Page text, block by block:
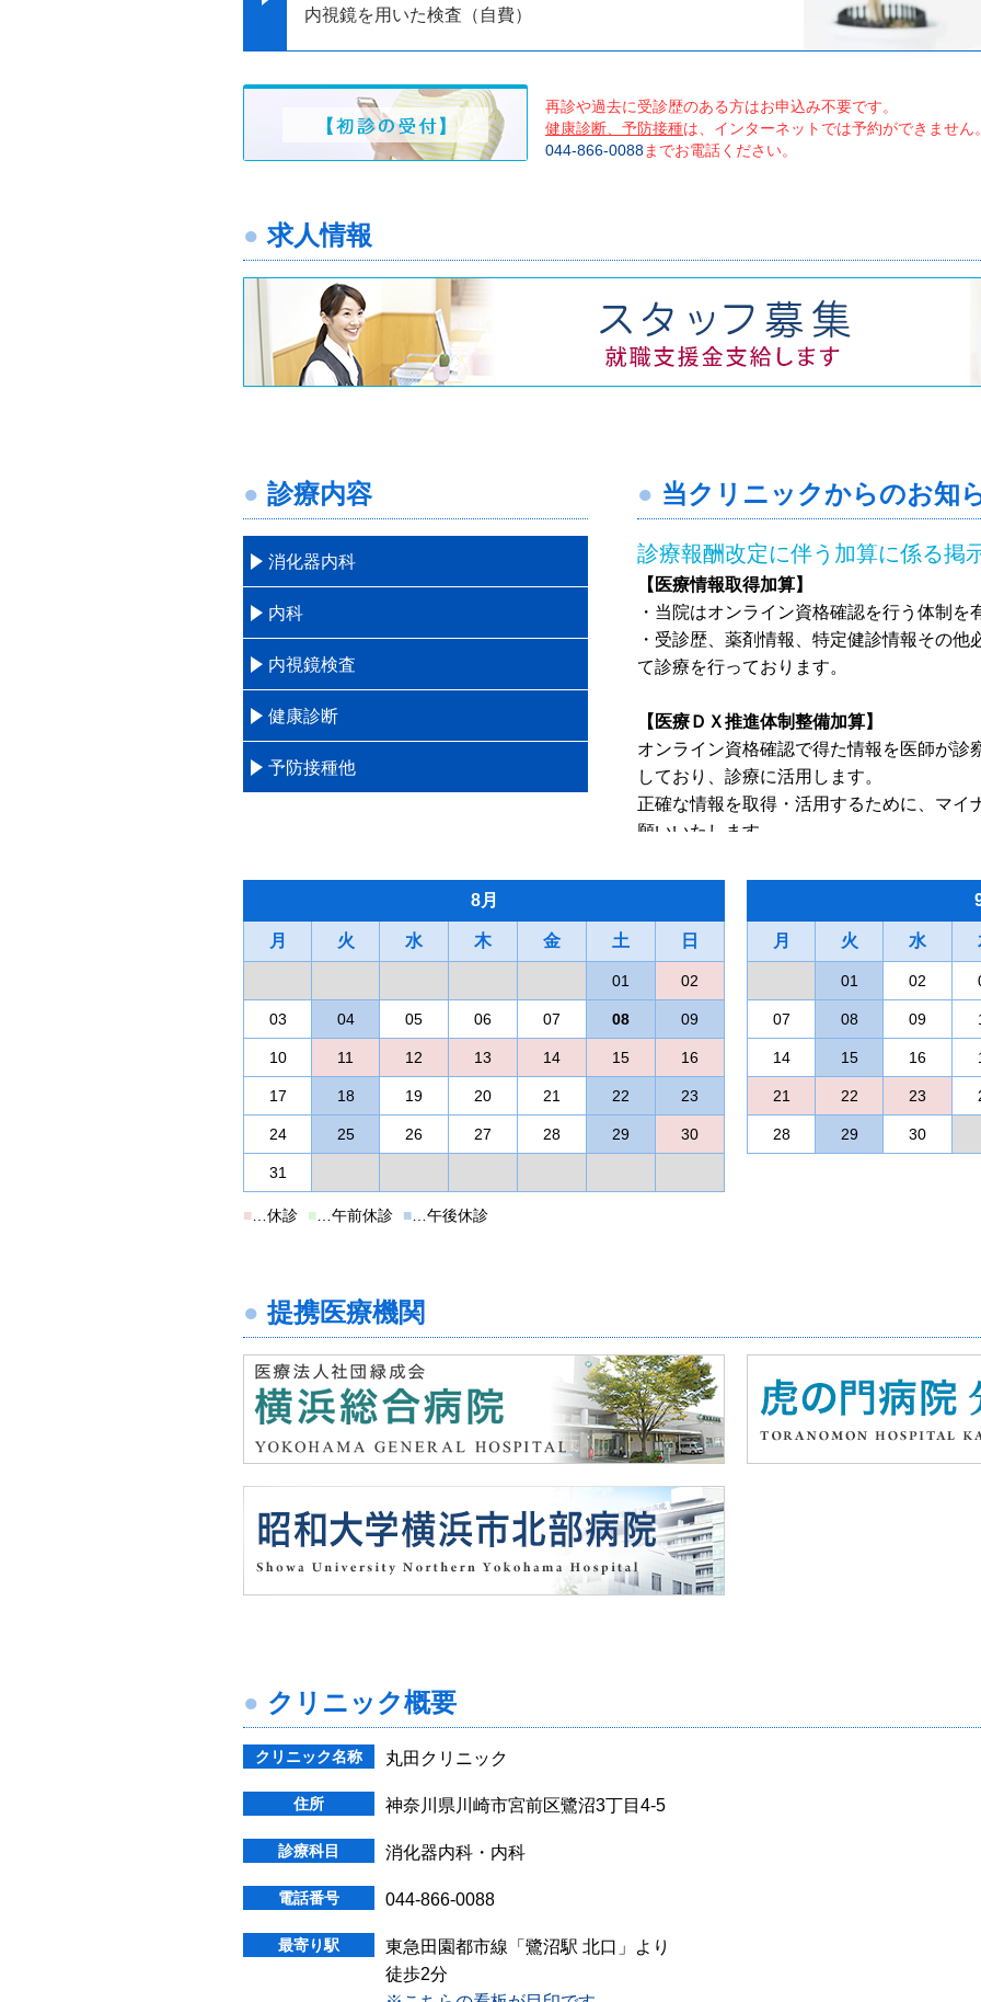
内視鏡を用いた検査（自費）
再診や過去に受診歴のある方はお申込み不要です。
健康診断、予防接種は、インターネットでは予約ができません
044-866-0088までお電話ください。
求人情報
診療内容
消化器内科
内科
内視鏡検査
健康診断
予防接種他
当クリニックからのお知
診療報酬改定に伴う加算に係る掲
【医療情報取得加算】
・当院はオンライン資格確認を行う体制を
・受診歴、薬剤情報、特定健診情報その
て診療を行っております。
【医療ＤＸ推進体制整備加算】
オンライン資格確認で得た情報を医師が診
しており、診療に活用します。
正確な情報を取得・活用するために、マイ
願いいたします。
【一般名処方加算】
薬剤の成分をもとにした一般名処方を行う
風しんの追加的対策事業及び川崎
報道では受診率が10%前後と低迷している
理由として、受診時間がない（仕事を休
当院では平日は午後6時まで（火曜日を除
中も対応しておりますので、是非受診をし
川崎市風しん対策
8月
月 火 水 木 金 土 日
01 02
03 04 05 06 07 08 09
10 11 12 13 14 15 16
17 18 19 20 21 22 23
24 25 26 27 28 29 30
31
月 火 水
01 02
07 08 09
14 15 16
21 22 23
28 29 30
■ …休診 ■ …午前休診 ■ …午後休診
提携医療機関
クリニック概要
クリニック名称 丸田クリニック
住所 神奈川県川崎市宮前区鷺沼3丁目4-5
診療科目 消化器内科・内科
電話番号 044-866-0088
最寄り駅
東急田園都市線「鷺沼駅 北口」より
徒歩2分